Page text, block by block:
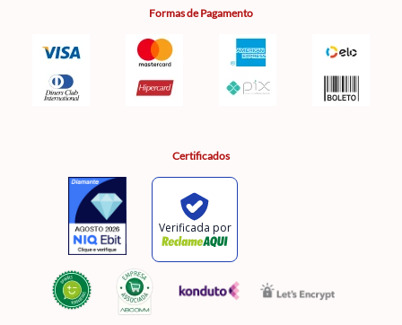
Formas de Pagamento
Certificados